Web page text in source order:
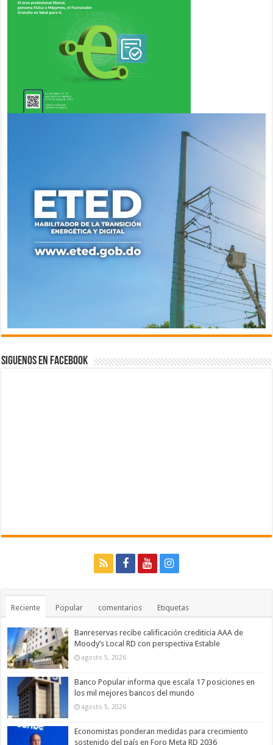
Siguenos en Facebook
Reciente Popular comentarios Etiquetas
Banreservas recibe calificación crediticia AAA de
Moody’s Local RD con perspectiva Estable
agosto 5, 2026
Banco Popular informa que escala 17 posiciones en
los mil mejores bancos del mundo
agosto 5, 2026
Economistas ponderan medidas para crecimiento
sostenido del país en Foro Meta RD 2036